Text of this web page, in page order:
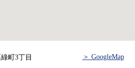
町3丁目 ＞ GoogleMap